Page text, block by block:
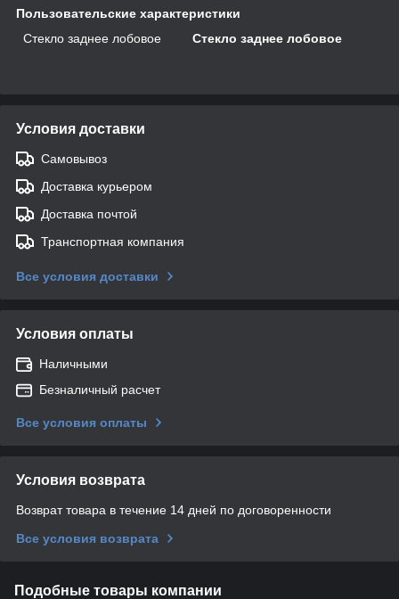
Пользовательские характеристики
Стекло заднее лобовое
Стекло заднее лобовое
Условия доставки
Самовывоз
Доставка курьером
Доставка почтой
Транспортная компания
Все условия доставки
Условия оплаты
Наличными
Безналичный расчет
Все условия оплаты
Условия возврата
Возврат товара в течение 14 дней по договоренности
Все условия возврата
Подобные товары компании